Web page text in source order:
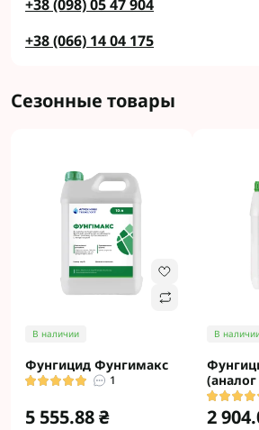
+38 (098) 05 47 904
+38 (066) 14 04 175
Сезонные товары
В наличии
Фунгицид Фунгимакс
1
5 555.88 ₴
В
2